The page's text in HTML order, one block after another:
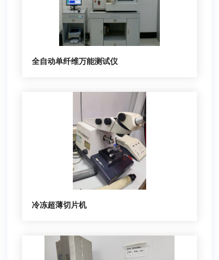
全自动单纤维万能测试仪
冷冻超薄切片机